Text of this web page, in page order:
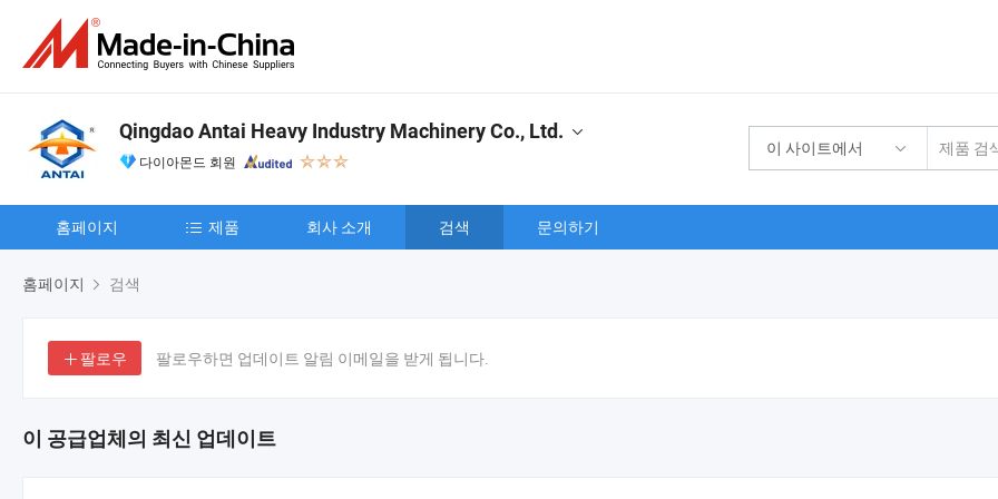
이 사이트에서
Qingdao Antai Heavy Industry Machinery Co., Ltd.
다이아몬드 회원
홈페이지 제품 회사 소개 검색 문의하기
홈페이지 검색
팔로우 팔로우하면 업데이트 알림 이메일을 받게 됩니다.
이 공급업체의 최신 업데이트